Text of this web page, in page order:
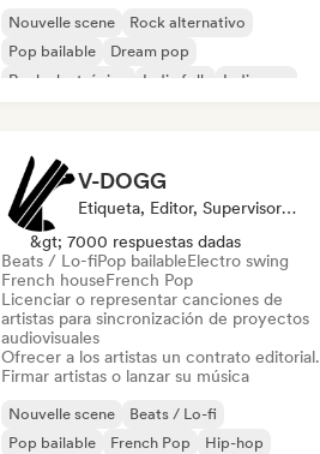
Nouvelle scene
Rock alternativo
Pop bailable
Dream pop
Rock electrónico
Indie folk
Indie pop
V-DOGG
Etiqueta, Editor, Supervisor De Sincronización
&gt; 7000 respuestas dadas
Beats / Lo-fiPop bailableElectro swing
French houseFrench Pop
Licenciar o representar canciones de
artistas para sincronización de proyectos
audiovisuales
Ofrecer a los artistas un contrato editorial.
Firmar artistas o lanzar su música
Nouvelle scene
Beats / Lo-fi
Pop bailable
French Pop
Hip-hop